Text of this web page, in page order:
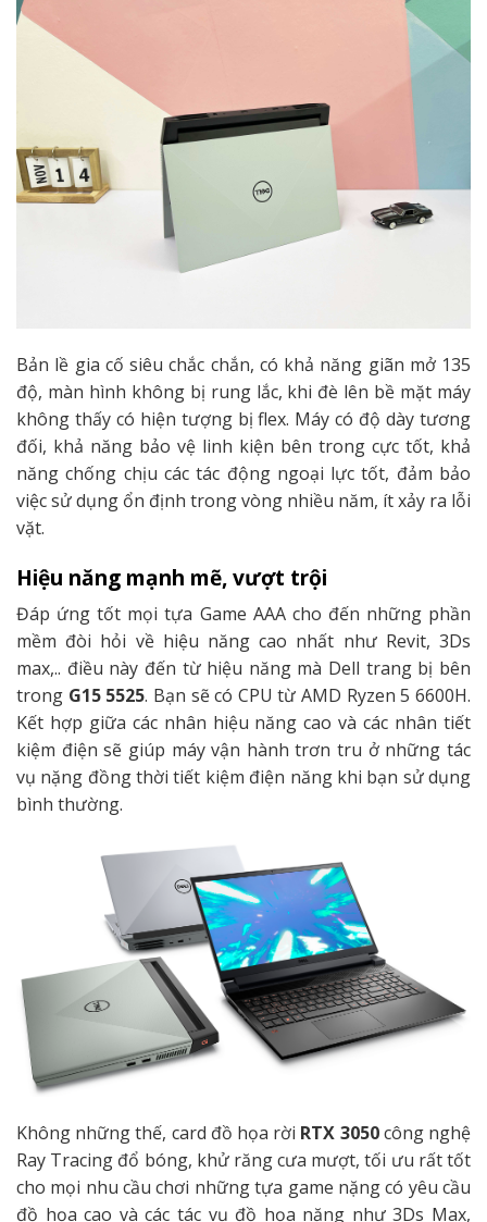
Bản lề gia cố siêu chắc chắn, có khả năng giãn mở 135
độ, màn hình không bị rung lắc, khi đè lên bề mặt máy
không thấy có hiện tượng bị flex. Máy có độ dày tương
đối, khả năng bảo vệ linh kiện bên trong cực tốt, khả
năng chống chịu các tác động ngoại lực tốt, đảm bảo
việc sử dụng ổn định trong vòng nhiều năm, ít xảy ra lỗi
vặt.
Hiệu năng mạnh mẽ, vượt trội
Đáp ứng tốt mọi tựa Game AAA cho đến những phần
mềm đòi hỏi về hiệu năng cao nhất như Revit, 3Ds
max,.. điều này đến từ hiệu năng mà Dell trang bị bên
trong G15 5525. Bạn sẽ có CPU từ AMD Ryzen 5 6600H.
Kết hợp giữa các nhân hiệu năng cao và các nhân tiết
kiệm điện sẽ giúp máy vận hành trơn tru ở những tác
vụ nặng đồng thời tiết kiệm điện năng khi bạn sử dụng
bình thường.
Không những thế, card đồ họa rời RTX 3050công nghệ
Ray Tracing đổ bóng, khử răng cưa mượt, tối ưu rất tốt
cho mọi nhu cầu chơi những tựa game nặng có yêu cầu
đồ họa cao và các tác vụ đồ họa nặng như 3Ds Max,